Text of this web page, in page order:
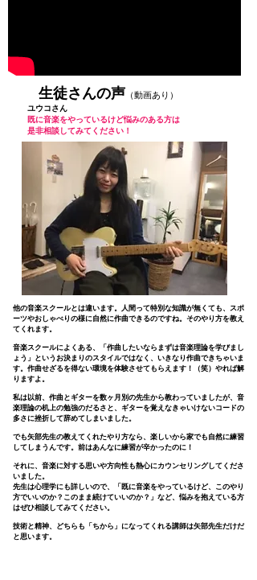
生徒さんの声 （動画あり）
ユウコさん
既に音楽をやっているけど悩みのある方は
​是非相談してみてください！
他の音楽スクールとは違います。人間って特別な知識が無くても、スポ
ーツやおしゃべりの様に自然に作曲できるのですね。そのやり方を教え
てくれます。
音楽スクールによくある、「作曲したいならまずは音楽理論を学びまし
ょう」というお決まりのスタイルではなく、いきなり作曲できちゃいま
す。作曲せざるを得ない環境を体験させてもらえます！（笑）やれば解
りますよ。
私は以前、作曲とギターを数ヶ月別の先生から教わっていましたが、音
楽理論の机上の勉強のだるさと、ギターを覚えなきゃいけないコードの
多さに挫折して辞めてしまいました。
でも矢部先生の教えてくれたやり方なら、楽しいから家でも自然に練習
してしまうんです。前はあんなに練習が辛かったのに！
それに、音楽に対する思いや方向性も熱心にカウンセリングしてくださ
いました。
先生は心理学にも詳しいので、「既に音楽をやっているけど、このやり
方でいいのか？このまま続けていいのか？」など、悩みを抱えている方
はぜひ相談してみてください。
技術と精神、どちらも「 ちから」になってくれる講師は矢部先生だけだ
と思います。